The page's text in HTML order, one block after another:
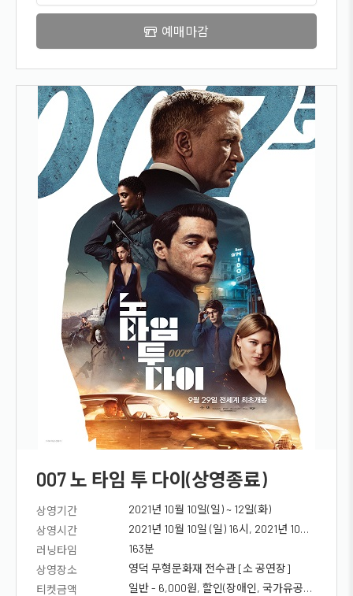
예매마감
007 노 타임 투 다이(상영종료)
상영기간
2021년 10월 10일(일) ~ 12일(화)
상영시간
2021년 10월 10일 (일) 16시, 2021년 10월
12일 (화) 10시 30분
러닝타임
163분
상영장소
영덕 무형문화재 전수관 [소 공연장]
티켓금액
일반 - 6,000원, 할인(장애인, 국가유공자,